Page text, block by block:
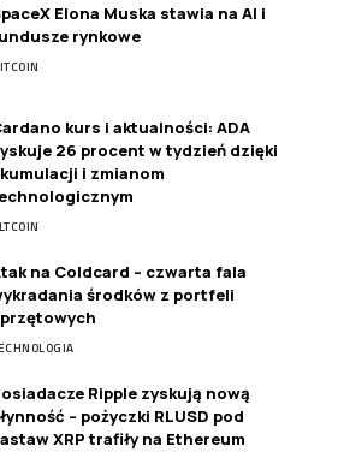
Elona Muska stawia na AI i
rynkowe
kurs i aktualności: ADA
26 procent w tydzień dzięki
i zmianom
na Coldcard – czwarta fala
środków z portfeli
Ripple zyskują nową
– pożyczki RLUSD pod
XRP trafiły na Ethereum